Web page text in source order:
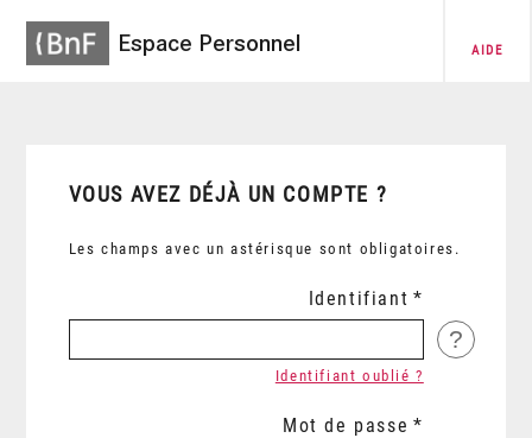
Espace Personnel AIDE
VOUS AVEZ DÉJÀ UN COMPTE ?
Les champs avec un astérisque sont obligatoires.
Identifiant
?
Identifiant oublié ?
Mot de passe